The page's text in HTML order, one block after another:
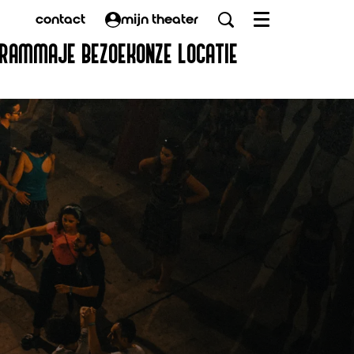
contact mijn theater
JE BEZOEK ONZE LOCATIE
Menu